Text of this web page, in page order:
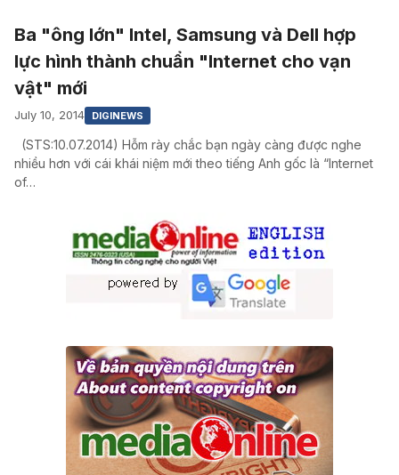
Ba "ông lớn" Intel, Samsung và Dell hợp
lực hình thành chuẩn "Internet cho vạn
vật" mới
July 10, 2014 DIGINEWS
(STS:10.07.2014) Hỗm rày chắc bạn ngày càng được nghe
nhiều hơn với cái khái niệm mới theo tiếng Anh gốc là “Internet
of…